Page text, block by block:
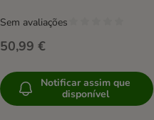
50,99 €
Sem avaliações
Notificar assim que
disponível